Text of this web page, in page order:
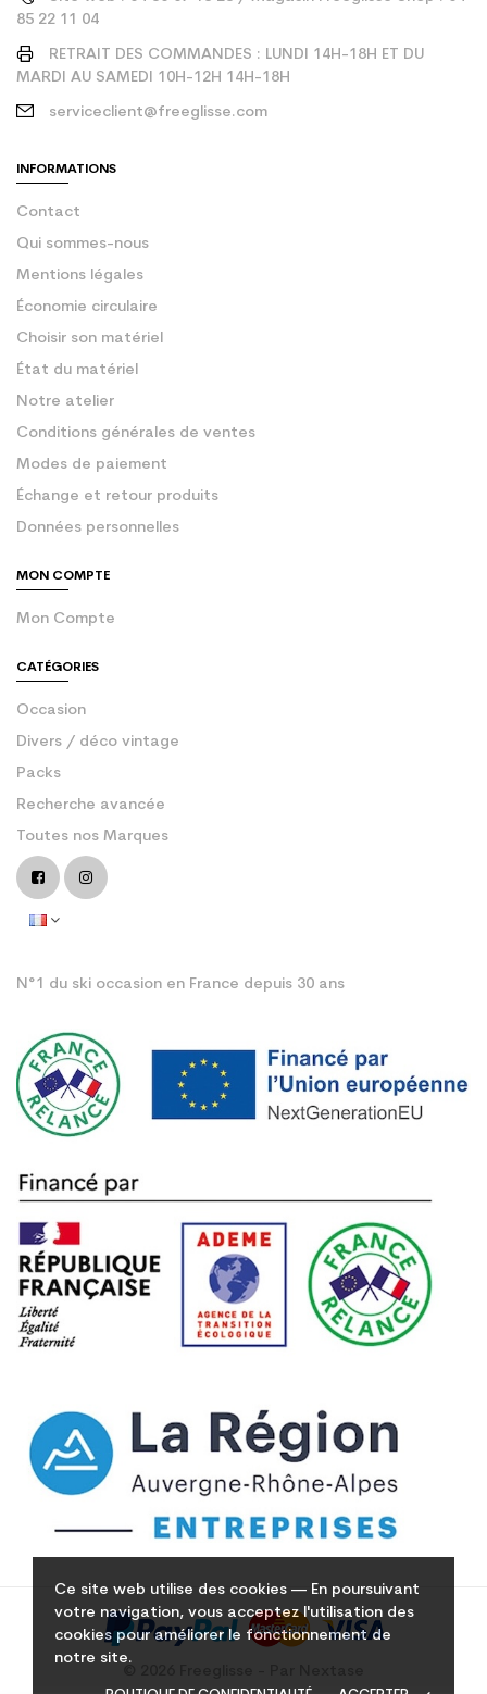
Ce site web utilise des cookies — En poursuivant
votre navigation, vous acceptez l'utilisation des
cookies pour améliorer le fonctionnement de
notre site.
85 22 11 04
RETRAIT DES COMMANDES : LUNDI 14H-18H ET DU
MARDI AU SAMEDI 10H-12H 14H-18H
serviceclient@freeglisse.com
INFORMATIONS
Contact
Qui sommes-nous
Mentions légales
Économie circulaire
Choisir son matériel
État du matériel
Notre atelier
Conditions générales de ventes
Modes de paiement
Échange et retour produits
Données personnelles
MON COMPTE
Mon Compte
CATÉGORIES
Occasion
Divers / déco vintage
Packs
Recherche avancée
Toutes nos Marques
N°1 du ski occasion en France depuis 30 ans